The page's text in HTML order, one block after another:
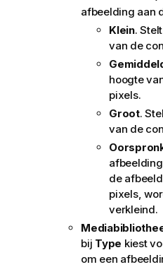
afbeelding aan
Klein.
van de
hoogte
pixels.
Groot.
van de
de
pixels,
verkleind.
bij Type kiest
om een